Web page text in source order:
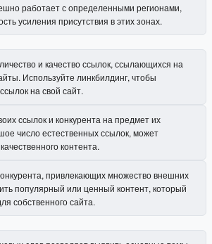
работает с определенными регионами,
усиления присутствия в этих зонах.
и качество ссылок, ссылающихся на
Используйте линкбилдинг, чтобы
на свой сайт.
ссылок и конкурента на предмет их
число естественных ссылок, может
контента.
привлекающих множество внешних
популярный или ценный контент, который
собственного сайта.